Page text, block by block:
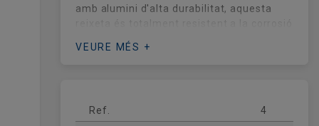
amb alumini d'alta durabilitat, aquesta
i als raigs UV, sent ideal per a instal·lacions
en façanes i patis. Incorpora una
seva instal·lació d'aire.
VEURE MÉS +
Ref.
4